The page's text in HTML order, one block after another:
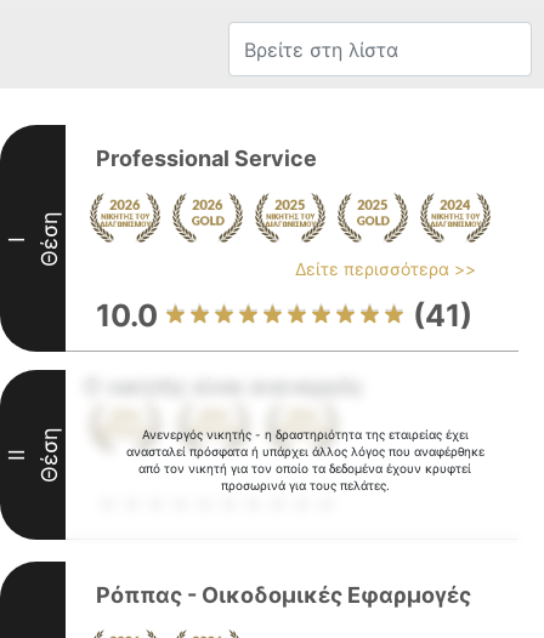
I Θέση
Professional Service
Δείτε περισσότερα >>
10.0 (41)
Ανενεργός νικητής - η δραστηριότητα της εταιρείας έχει
ανασταλεί πρόσφατα ή υπάρχει άλλος λόγος που αναφέρθηκε
από τον νικητή για τον οποίο τα δεδομένα έχουν κρυφτεί
προσωρινά για τους πελάτες.
II Θέση
Ρόππας - Οικοδομικές Εφαρμογές